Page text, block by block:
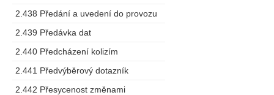
2.438 Předání a uvedení do provozu
2.439 Předávka dat
2.440 Předcházení kolizím
2.441 Předvýběrový dotazník
2.442 Přesycenost změnami